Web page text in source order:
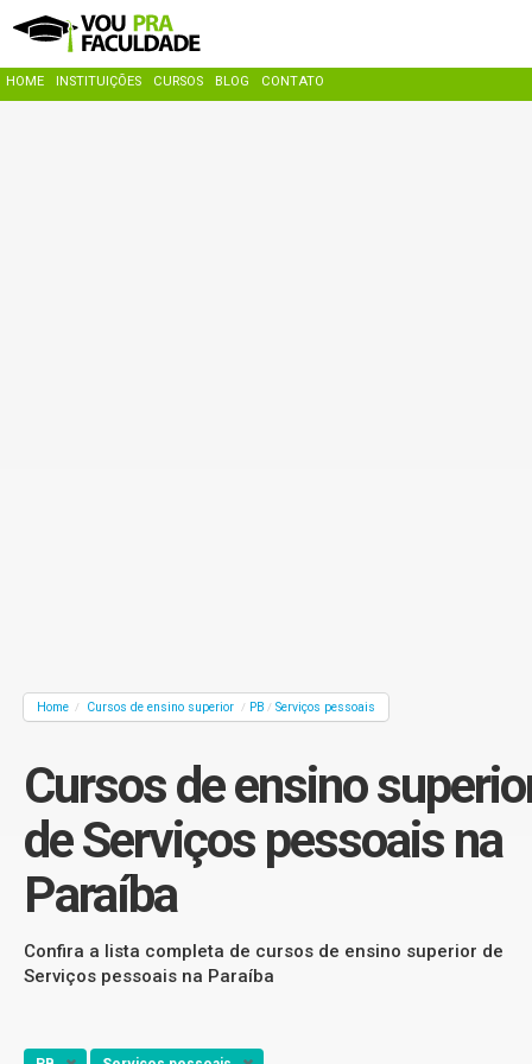
HOME INSTITUIÇÕES CURSOS BLOG CONTATO
Home / Cursos de ensino superior / PB / Serviços pessoais
Cursos de ensino
de Serviços pessoais na
Paraíba
Confira a lista completa de cursos de ensino superior de
Serviços pessoais na Paraíba